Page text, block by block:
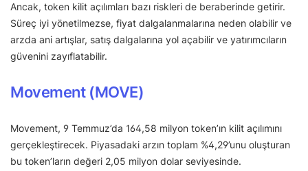
Ancak, token kilit açılımları bazı riskleri de beraberinde getirir.
Süreç iyi yönetilmezse, fiyat dalgalanmalarına neden olabilir ve
arzda ani artışlar, satış dalgalarına yol açabilir ve yatırımcıların
güvenini zayıflatabilir.
Movement (MOVE)
Movement, 9 Temmuz’da 164,58 milyon token’ın kilit açılımını
gerçekleştirecek. Piyasadaki arzın toplam %4,29’unu oluşturan
bu token’ların değeri 2,05 milyon dolar seviyesinde.